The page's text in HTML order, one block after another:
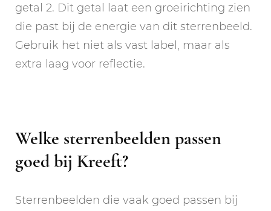
getal 2. Dit getal laat een groeirichting zien
die past bij de energie van dit sterrenbeeld.
Gebruik het niet als vast label, maar als
extra laag voor reflectie.
Welke sterrenbeelden passen
goed bij Kreeft?
Sterrenbeelden die vaak goed passen bij